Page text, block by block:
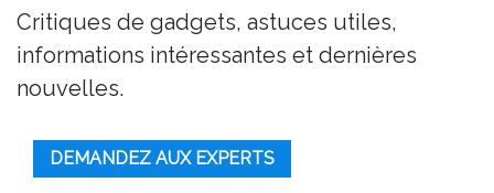
Critiques de gadgets, astuces utiles,
informations intéressantes et dernières
nouvelles.
DEMANDEZ AUX EXPERTS